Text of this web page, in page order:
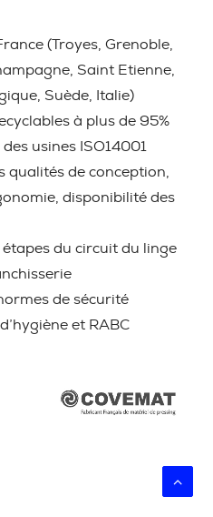
(Troyes, Grenoble,
Saint Etienne,
Suède, Italie)
à plus de 95%
usines ISO14001
qualités de conception,
disponibilité des
étapes du circuit du linge
de sécurité
et RABC